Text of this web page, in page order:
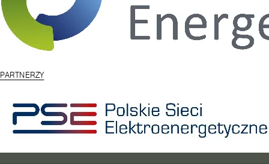
PARTNERZY